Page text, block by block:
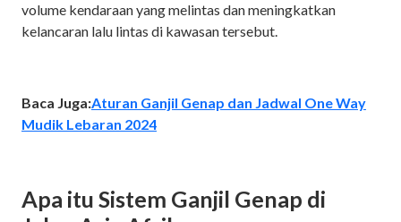
volume kendaraan yang melintas dan meningkatkan
kelancaran lalu lintas di kawasan tersebut.
Baca Juga:Aturan Ganjil Genap dan Jadwal One Way
Mudik Lebaran 2024
Apa itu Sistem Ganjil Genap di